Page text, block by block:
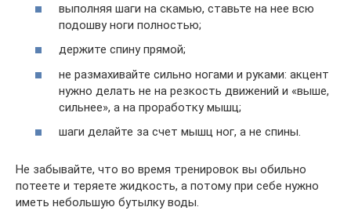
выполняя шаги на скамью, ставьте на нее всю
подошву ноги полностью;
держите спину прямой;
не размахивайте сильно ногами и руками: акцент
нужно делать не на резкость движений и «выше,
сильнее», а на проработку мышц;
шаги делайте за счет мышц ног, а не спины.
Не забывайте, что во время тренировок вы обильно
потеете и теряете жидкость, а потому при себе нужно
иметь небольшую бутылку воды.